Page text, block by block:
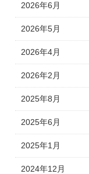
2026年6月
2026年5月
2026年4月
2026年2月
2025年8月
2025年6月
2025年1月
2024年12月